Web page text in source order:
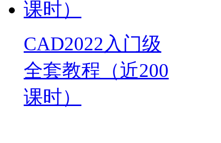
CAD2022入门级
全套教程（近200
课时）